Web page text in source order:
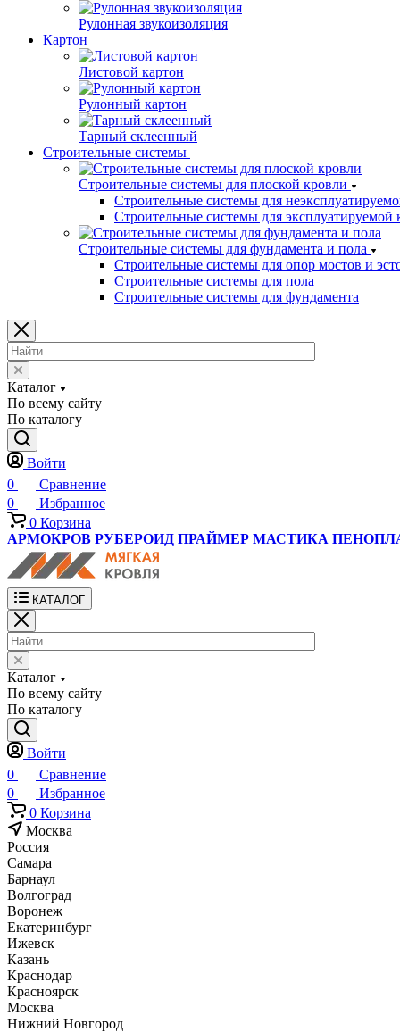
Рулонная звукоизоляция
Картон
Листовой картон
Рулонный картон
Тарный склеенный
Строительные системы
Строительные системы для плоской кровли
Строительные системы для
Строительные системы для эксплуатируемой
Строительные системы для фундамента и пола
Строительные системы для опор мостов и
Строительные системы для пола
Строительные системы для фундамента
Каталог
По всему сайту
По каталогу
Войти
0
Сравнение
0
Избранное
0 Корзина
АРМОКРОВ РУБЕРОИД ПРАЙМЕР МАСТИКА
КАТАЛОГ
Каталог
По всему сайту
По каталогу
Войти
0
Сравнение
0
Избранное
0 Корзина
Москва
Россия
Самара
Барнаул
Волгоград
Воронеж
Екатеринбург
Ижевск
Казань
Краснодар
Красноярск
Москва
Нижний Новгород